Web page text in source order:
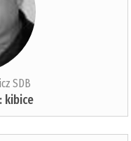
SDB
kibice